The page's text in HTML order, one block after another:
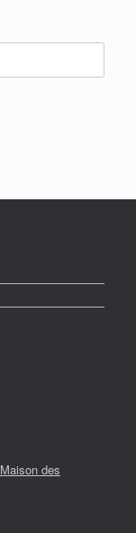
Maison des